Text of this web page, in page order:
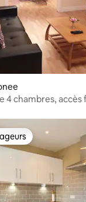
4 chambres, accès